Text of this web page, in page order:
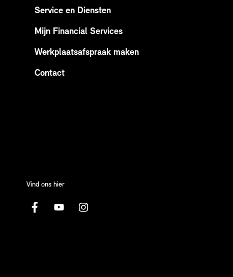
Service en Diensten
Mijn Financial Services
Werkplaatsafspraak maken
Contact
Vind ons hier